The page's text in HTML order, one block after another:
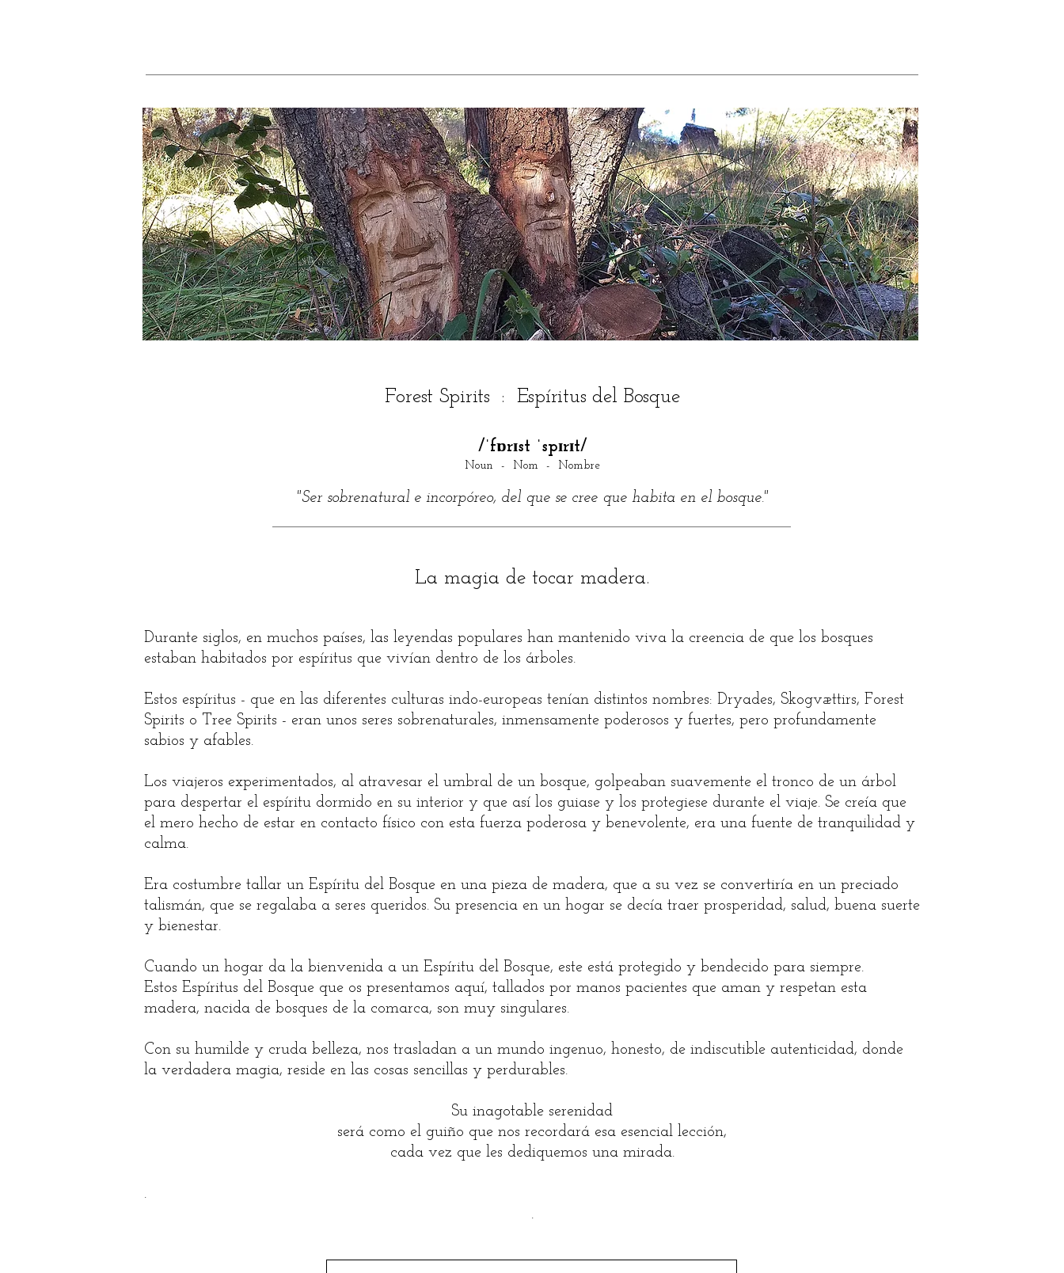
Forest Spirits : Espíritus del Bosque
/ˈfɒrɪst ˈspɪrɪt/
Noun - Nom - Nombre
"Ser sobrenatural e incorpóreo, del que se cree que habita en el bosque."
La magia de tocar madera.
Durante siglos, en muchos países, las leyendas populares han mantenido viva la creencia de que los bosques
estaban habitados por espíritus que vivían dentro de los árboles.
Estos espíritus - que en las diferentes culturas indo-europeas tenían distintos nombres: Dryades, Skogvættirs, Forest
Spirits o Tree Spirits - eran unos seres sobrenaturales, inmensamente poderosos y fuertes, pero profundamente
sabios y afables.
Los viajeros experimentados, al atravesar el umbral de un bosque, golpeaban suavemente el tronco de un árbol
para despertar el espíritu dormido en su interior y que así los guiase y los protegiese durante el viaje. Se creía que
el mero hecho de estar en contacto físico con esta fuerza poderosa y benevolente, era una fuente de tranquilidad y
calma.
Era costumbre tallar un Espíritu del Bosque en una pieza de madera, que a su vez se convertiría en un preciado
talismán, que se regalaba a seres queridos. Su presencia en un hogar se decía traer prosperidad, salud, buena suerte
y bienestar.
Cuando un hogar da la bienvenida a un Espíritu del Bosque, este está protegido y bendecido para siempre.
Estos Espíritus del Bosque que os presentamos aquí, tallados por manos pacientes que aman y respetan esta
madera, nacida de bosques de la comarca, son muy singulares.
Con su humilde y cruda belleza, nos trasladan a un mundo ingenuo, honesto, de indiscutible autenticidad, donde
la verdadera magia, reside en las cosas sencillas y perdurables.
Su inagotable serenidad
será como el guiño que nos recordará esa esencial lección,
cada vez que les dediquemos una mirada.
.
.